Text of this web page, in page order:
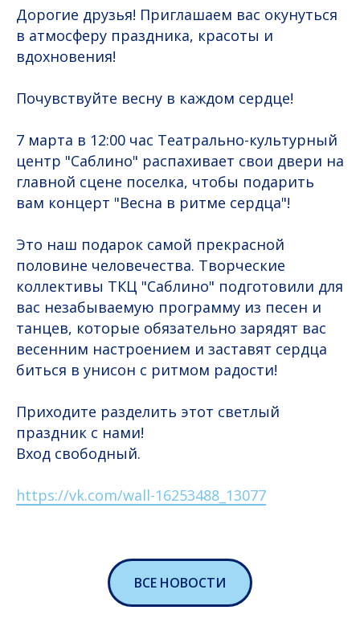
Дорогие друзья! Приглашаем вас окунуться
в атмосферу праздника, красоты и
вдохновения!
Почувствуйте весну в каждом сердце!
7 марта в 12:00 час Театрально-культурный
центр "Саблино" распахивает свои двери на
главной сцене поселка, чтобы подарить
вам концерт "Весна в ритме сердца"!
Это наш подарок самой прекрасной
половине человечества. Творческие
коллективы ТКЦ "Саблино" подготовили для
вас незабываемую программу из песен и
танцев, которые обязательно зарядят вас
весенним настроением и заставят сердца
биться в унисон с ритмом радости!
Приходите разделить этот светлый
праздник с нами!
Вход свободный.
https://vk.com/wall-16253488_13077
ВСЕ НОВОСТИ